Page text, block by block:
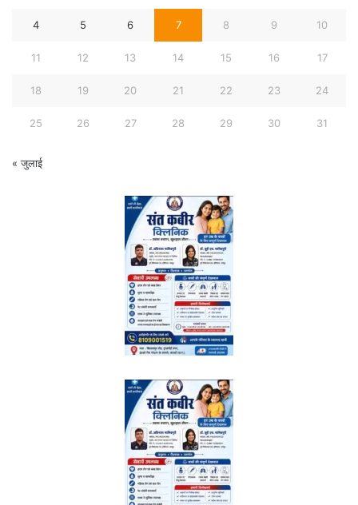
4 5 6 7 8 9 10
11 12 13 14 15 16 17
18 19 20 21 22 23 24
25 26 27 28 29 30 31
« जुलाई